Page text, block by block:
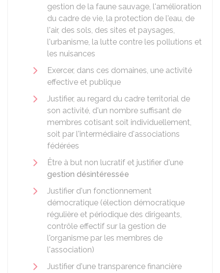
gestion de la faune sauvage, l'amélioration
du cadre de vie, la protection de l'eau, de
l'air, des sols, des sites et paysages,
l'urbanisme, la lutte contre les pollutions et
les nuisances
Exercer, dans ces domaines, une activité
effective et publique
Justifier, au regard du cadre territorial de
son activité, d'un nombre suffisant de
membres cotisant soit individuellement,
soit par l'intermédiaire d'associations
fédérées
Être à but non lucratif et justifier d'une
gestion désintéressée
Justifier d'un fonctionnement
démocratique (élection démocratique
régulière et périodique des dirigeants,
contrôle effectif sur la gestion de
l'organisme par les membres de
l'association)
Justifier d'une transparence financière